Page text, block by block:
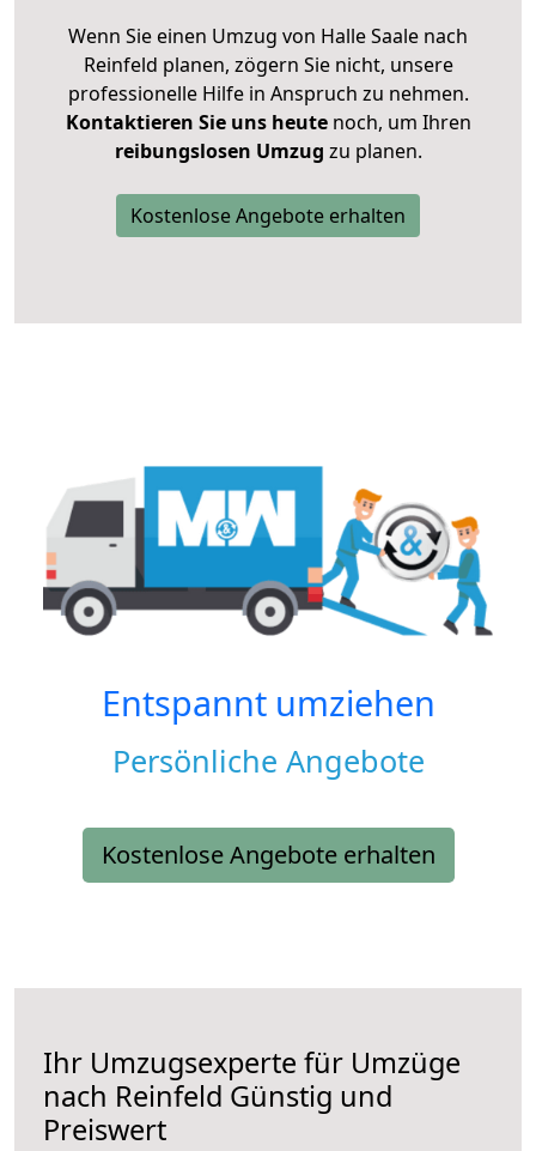
Wenn Sie einen Umzug von Halle Saale nach
Reinfeld planen, zögern Sie nicht, unsere
professionelle Hilfe in Anspruch zu nehmen.
Kontaktieren Sie uns heutenoch, um Ihren
reibungslosen Umzug zu planen.
Kostenlose Angebote erhalten
Entspannt umziehen
Persönliche Angebote
Kostenlose Angebote erhalten
Ihr Umzugsexperte für Umzüge
nach Reinfeld Günstig und
Preiswert